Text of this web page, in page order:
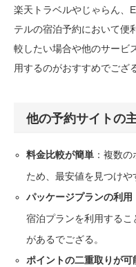
楽天トラベルやじゃらん、
テルの宿泊予約において便
較したい場合や他のサービ
用するのがおすすめでござ
他の予約サイトの
料金比較が簡単 ：複数
ため、最安値を見つけや
パッケージプランの利用
宿泊プランを利用する
があるでござる。
ポイントの二重取りが可